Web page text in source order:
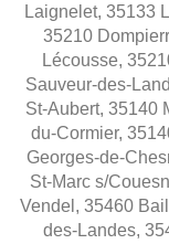
Laignelet, 35133
35210
Lécousse,
Sauveur-des-
St-Aubert, 35140
du-Cormier,
Georges-de-
St-Marc s/
Vendel, 35460
des-Landes,